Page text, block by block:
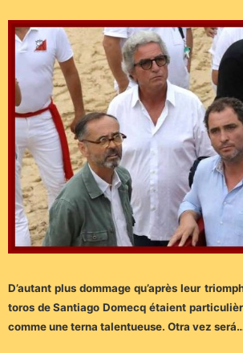
D’autant plus dommage qu’après leur
toros de Santiago Domecq étaient
comme une terna talentueuse. Otra vez